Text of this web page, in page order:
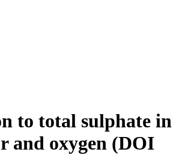
to total sulphate in
and oxygen (DOI